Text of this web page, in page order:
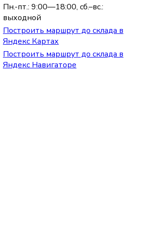
Пн.-пт.: 9:00—18:00, сб.–вс.:
выходной
Построить маршрут до склада в
Яндекс Картах
Построить маршрут до склада в
Яндекс Навигаторе